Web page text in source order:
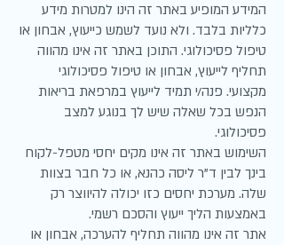
המידע המופיע באתר זה הינו למטרות מידע
כלליות בלבד. ולא נועד לשמש כייעוץ, אבחון או
טיפול פסיכולוגי. התוכן באתר זה אינו מהווה
תחליף לייעוץ, אבחון או טיפול פסיכולוגי
מקצועי. פנה/י תמיד לייעוץ במרפאת בריאות
הנפש בכל שאלה שיש לך בנוגע למצב
פסיכולוגי.
השימוש באתר זה אינו מקים יחסי מטפל-לקוח
בינך לבין ד"ר ליסה כהנא, או כל חבר בצוות
שלה. מערכת יחסים כזו יכולה להיווצר רק
באמצעות הליך ייעוץ והסכם רשמי.
אתר זה אינו מהווה תחליף להערכה, אבחון או